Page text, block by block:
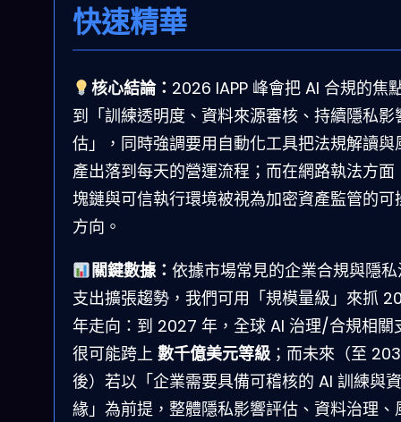
快速精華
核心結論： 2026 IAPP 峰會把 AI 合規的焦
到「訓練透明度、資料來源審核、持續隱私影
估」，同時強調要用自動化工具把法規解讀與
產出落到每天的營運流程；而在網路執法方面
塊鏈與可信執行環境被視為加密資產監管的可
方向。
關鍵數據： 依據市場常見的企業合規與隱
支出擴張趨勢，我們可用「規模量級」來抓
年走向：到 2027 年，全球 AI 治理/合規相關
很可能跨上 數千億美元等級 ；而未來（至
後）若以「企業需要具備可稽核的 AI 訓練與
緣」為前提，整體隱私影響評估、資料治理、